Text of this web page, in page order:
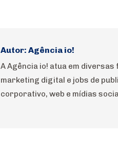
Autor: Agência io!
A Agência io! atua em
marketing digital e jobs de
corporativo, web e mídias